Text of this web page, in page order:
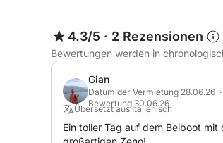
• Kühlschrank zur Mitbenutzung
• Leistungsstarker Motor für
Ideal für Familien, Paare oder
erleben möchten.
4.3/5 · 2 Rezensionen
Bewertungen werden in
Gian
Datum der Vermietung 28.06.26
Bewertung 30.06.26
Übersetzt aus Italienisch
Ein toller Tag auf dem Beiboot mit